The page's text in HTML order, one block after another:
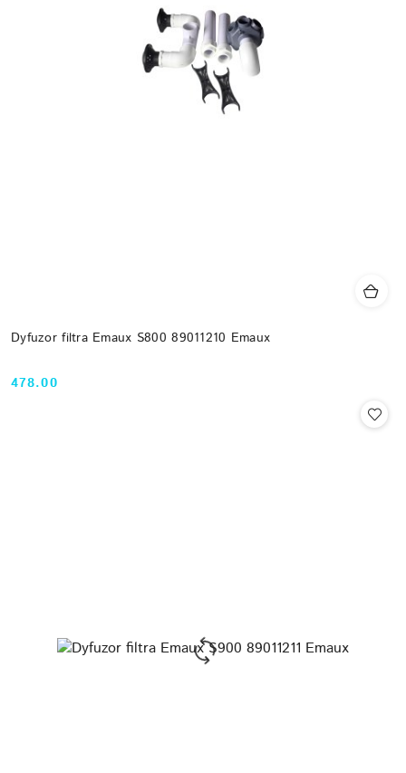
Dyfuzor filtra Emaux S800 89011210 Emaux
Cena:
478.00